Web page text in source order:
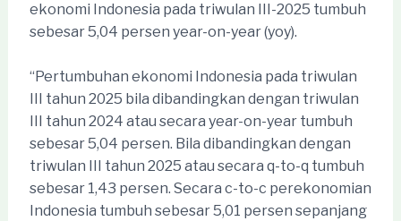
ekonomi Indonesia pada triwulan III-2025 tumbuh
sebesar 5,04 persen year-on-year (yoy).
“Pertumbuhan ekonomi Indonesia pada triwulan
III tahun 2025 bila dibandingkan dengan triwulan
III tahun 2024 atau secara year-on-year tumbuh
sebesar 5,04 persen. Bila dibandingkan dengan
triwulan III tahun 2025 atau secara q-to-q tumbuh
sebesar 1,43 persen. Secara c-to-c perekonomian
Indonesia tumbuh sebesar 5,01 persen sepanjang